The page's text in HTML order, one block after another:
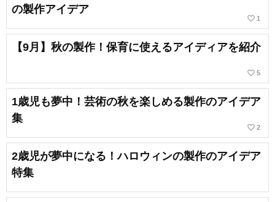
の製作アイデア
favorite_border 1
【9月】秋の製作！保育に使えるアイディアを紹介
favorite_border 5
1歳児も夢中！芸術の秋を楽しめる製作のアイデア
集
favorite_border 2
2歳児が夢中になる！ハロウィンの製作のアイデア
特集